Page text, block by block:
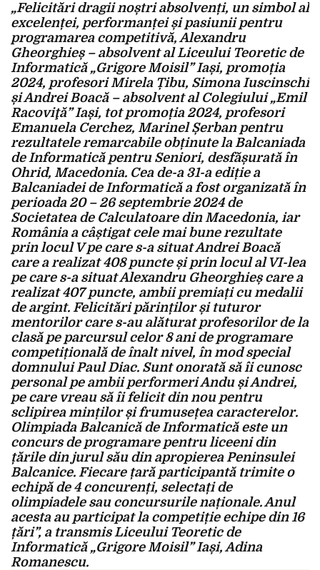
„Felicitări dragii noștri absolvenți, un simbol al
excelenței, performanței și pasiunii pentru
programarea competitivă, Alexandru
Gheorghieș – absolvent al Liceului Teoretic de
Informatică „Grigore Moisil” Iași, promoția
2024, profesori Mirela Țibu, Simona Iuscinschi
și Andrei Boacă – absolvent al Colegiului „Emil
Racoviţă” Iași, tot promoția 2024, profesori
Emanuela Cerchez, Marinel Șerban pentru
rezultatele remarcabile obținute la Balcaniada
de Informatică pentru Seniori, desfășurată în
Ohrid, Macedonia. Cea de-a 31-a ediție a
Balcaniadei de Informatică a fost organizată în
perioada 20 – 26 septembrie 2024 de
Societatea de Calculatoare din Macedonia, iar
România a câștigat cele mai bune rezultate
prin locul V pe care s-a situat Andrei Boacă
care a realizat 408 puncte și prin locul al VI-lea
pe care s-a situat Alexandru Gheorghieș care a
realizat 407 puncte, ambii premiați cu medalii
de argint. Felicitări părinților și tuturor
mentorilor care s-au alăturat profesorilor de la
clasă pe parcursul celor 8 ani de programare
competițională de înalt nivel, în mod special
domnului Paul Diac. Sunt onorată să îi cunosc
personal pe ambii performeri Andu și Andrei,
pe care vreau să îi felicit din nou pentru
sclipirea minților și frumusețea caracterelor.
Olimpiada Balcanică de Informatică este un
concurs de programare pentru liceeni din
țările din jurul său din apropierea Peninsulei
Balcanice. Fiecare țară participantă trimite o
echipă de 4 concurenți, selectați de
olimpiadele sau concursurile naționale. Anul
acesta au participat la competiție echipe din 16
țări”, a transmis Liceului Teoretic de
Informatică „Grigore Moisil” Iași, Adina
Romanescu.